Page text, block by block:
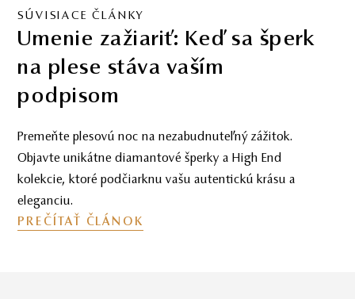
SÚVISIACE ČLÁNKY
Svadobné náušnice
k vysnívaným šatám
Chýbajú vám k celkovému vzhľadu nevesty už len
náušnice? Pripravili sme pre vás kompletného
sprievodcu, s ktorým siahnete po tých
najdokonalejších.
PREČÍTAŤ ČLÁNOK